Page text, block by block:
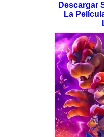
Descargar
La